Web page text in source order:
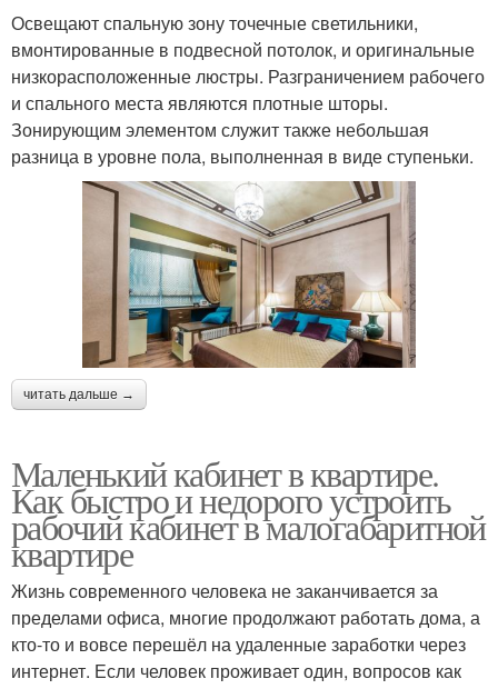
Освещают спальную зону точечные светильники,
вмонтированные в подвесной потолок, и оригинальные
низкорасположенные люстры. Разграничением рабочего
и спального места являются плотные шторы.
Зонирующим элементом служит также небольшая
разница в уровне пола, выполненная в виде ступеньки.
читать дальше →
Маленький кабинет в квартире.
Как быстро и недорого устроить
рабочий кабинет в малогабаритной
квартире
Жизнь современного человека не заканчивается за
пределами офиса, многие продолжают работать дома, а
кто-то и вовсе перешёл на удаленные заработки через
интернет. Если человек проживает один, вопросов как